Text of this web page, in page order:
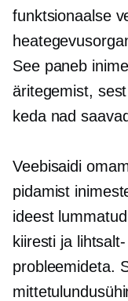
funktsionaalse
See paneb
äritegemist,
keda nad
Veebisaidi
pidamist
ideest
kiiresti ja lihtsalt-
probleemideta.